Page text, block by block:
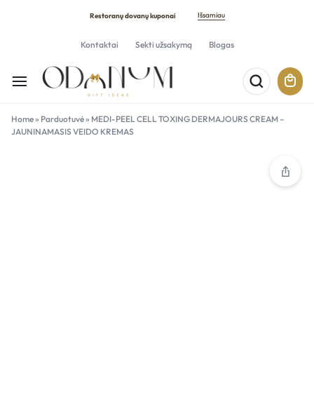
Restoranų dovanų kuponai Išsamiau
Kontaktai Sekti užsakymą Blogas
Home» Parduotuvė» MEDI-PEEL CELL TOXING DERMAJOURS CREAM –
JAUNINAMASIS VEIDO KREMAS